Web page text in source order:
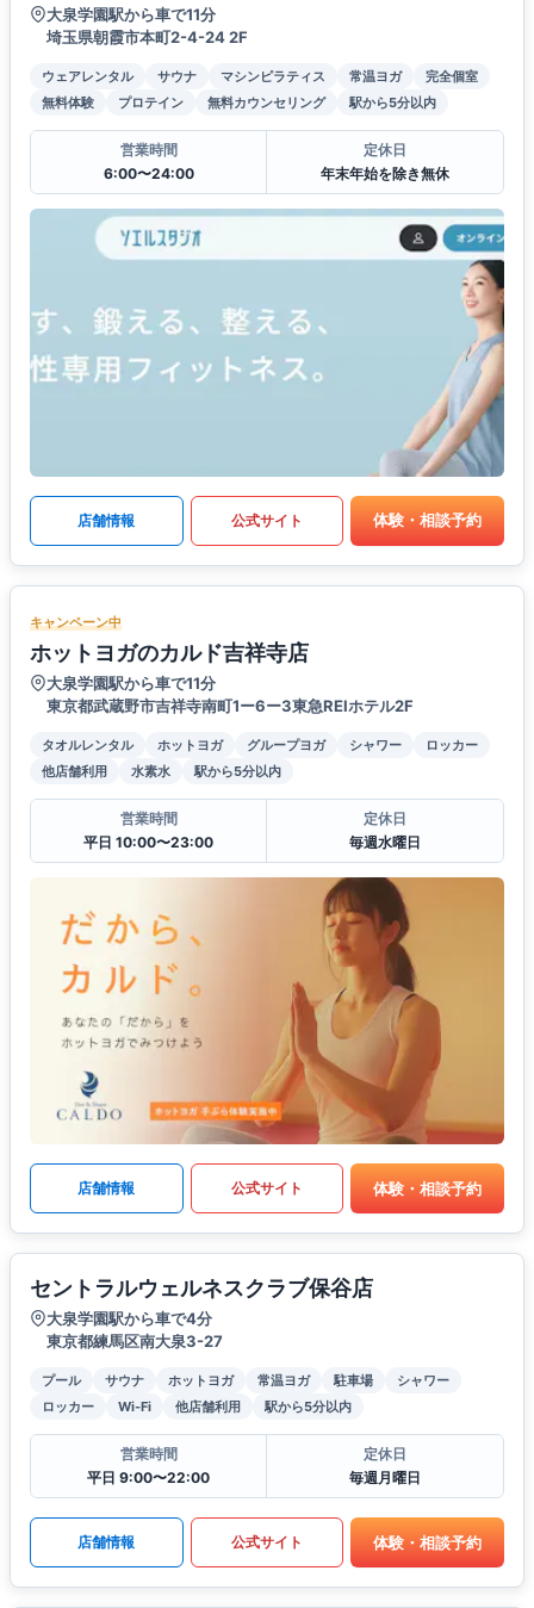
大泉学園駅から車で11分
埼玉県朝霞市本町2-4-24 2F
ウェアレンタル サウナ マシンピラティス 常温ヨガ
完全個室
無料体験
プロテイン 無料カウンセリング 駅から5分以内
営業時間
6:00〜24:00
定休日
年末年始を除き無休
店舗情報 公式サイト 体験・相談予約
キャンペーン中
ホットヨガのカルド吉祥寺店
大泉学園駅から車で11分
東京都武蔵野市吉祥寺南町1ー6ー3東急REIホテル2F
タオルレンタル ホットヨガ グループヨガ シャワー
ロッカー
他店舗利用
水素水 駅から5分以内
営業時間
平日 10:00〜23:00
定休日
毎週水曜日
店舗情報 公式サイト 体験・相談予約
セントラルウェルネスクラブ保谷店
大泉学園駅から車で4分
東京都練馬区南大泉3-27
プール サウナ ホットヨガ 常温ヨガ 駐車場
シャワー
ロッカー
Wi-Fi 他店舗利用 駅から5分以内
営業時間
平日 9:00〜22:00
定休日
毎週月曜日
店舗情報 公式サイト 体験・相談予約